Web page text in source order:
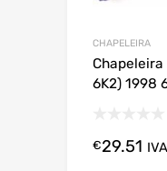
CHAPELEIRA
Chapeleira
6K2) 1998
€29.51